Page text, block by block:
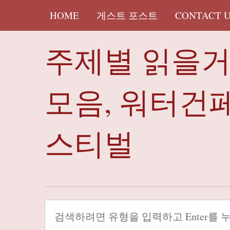
HOME 게스트 포스트 CONTACT
주제별 읽을
모음, 워터건
스티벌